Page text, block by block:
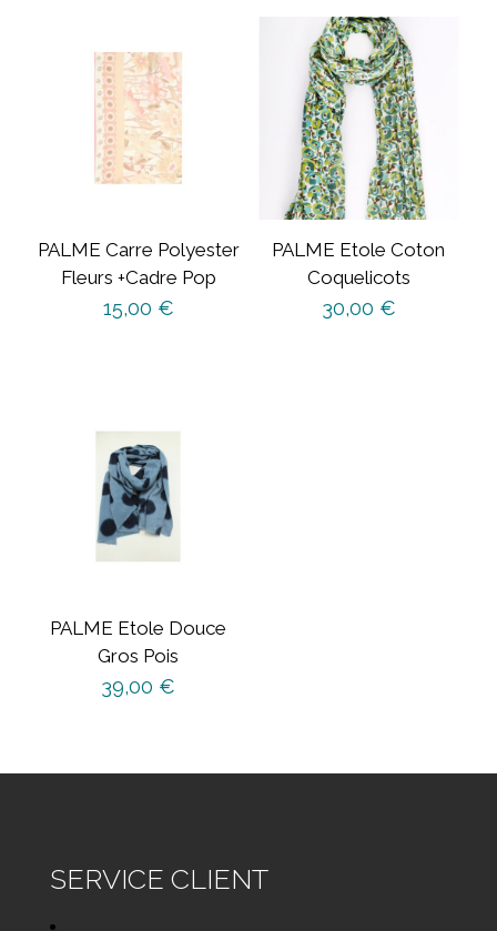
PALME Carre Polyester
Fleurs +Cadre Pop
15,00 €
PALME Etole Coton
Coquelicots
30,00 €
PALME Etole Douce
Gros Pois
39,00 €
SERVICE CLIENT